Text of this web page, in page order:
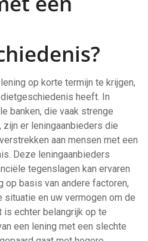
op korte termijn te krijgen,
heeft. In
banken, die vaak strenge
er leningaanbieders die
aan mensen met een
Deze leningaanbieders
tegenslagen kan ervaren
op basis van andere factoren,
en uw vermogen om de
is echter belangrijk op te
een lening met een slechte